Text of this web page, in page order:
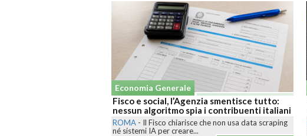
Economia Generale
Fisco e social, l’Agenzia smentisce tutto:
nessun algoritmo spia i contribuenti italiani
ROMA - Il Fisco chiarisce che non usa data scraping
né sistemi IA per creare...